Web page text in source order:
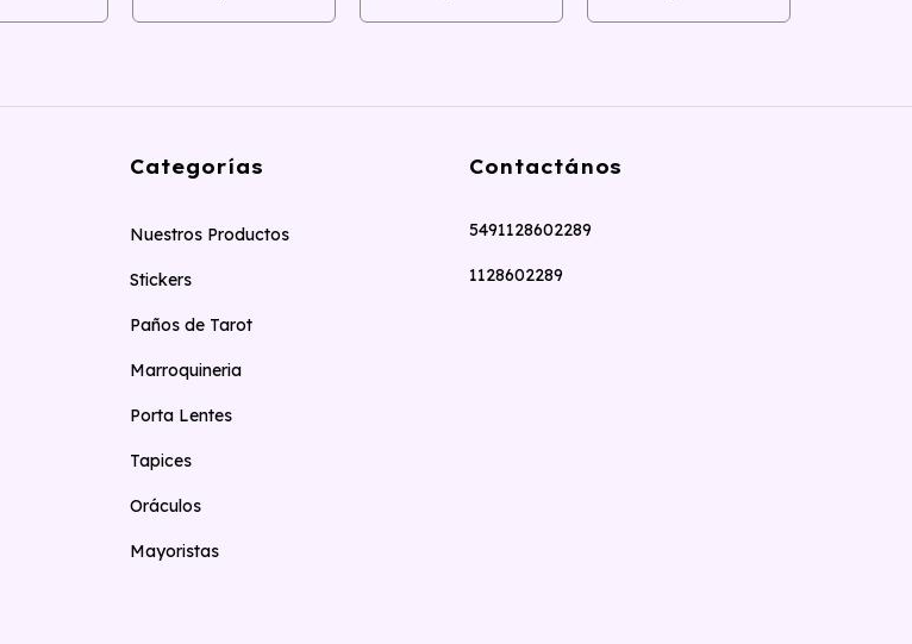
Categorías
Nuestros Productos
Stickers
Paños de Tarot
Marroquineria
Porta Lentes
Tapices
Oráculos
Mayoristas
Contactános
5491128602289
1128602289